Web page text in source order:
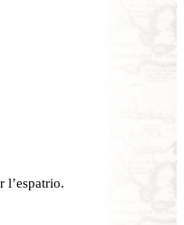
l’espatrio.